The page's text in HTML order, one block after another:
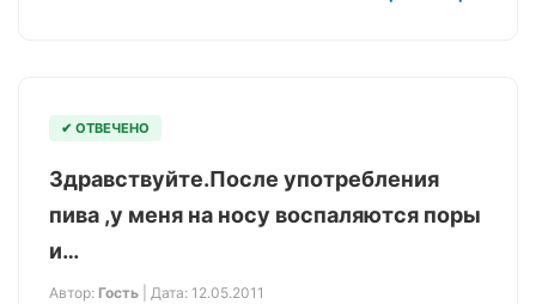
✔ ОТВЕЧЕНО
Здравствуйте.После употребления
пива ,у меня на носу воспаляются поры
и…
Автор: Гость | Дата: 12.05.2011